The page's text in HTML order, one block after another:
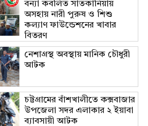
বন্যা কবলিত সাতকানিয়ায়
অসহায় নারী পুরুষ ও শিশু
কল্যাণ ফাউন্ডেশনের খাবার
বিতরণ
নেশাগ্রস্থ অবস্থায় মানিক চৌধুরী
আটক
চট্টগ্রামের বাঁশখালীতে কক্সবাজার
উপজেলা সদর এলাকার ২ ইয়াবা
ব্যাবসায়ী আটক